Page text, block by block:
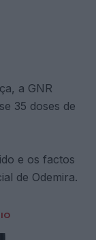
a GNR
35 doses de
e os factos
de Odemira.